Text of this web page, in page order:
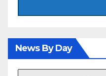
News By Day